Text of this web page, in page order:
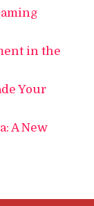
in the
Your
A New